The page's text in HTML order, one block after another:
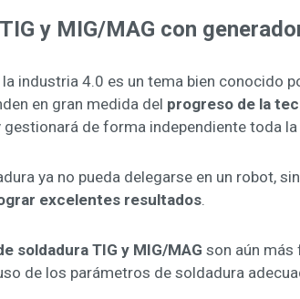
y MIG/MAG con
industria 4.0 es un tema bien conocido
en gran medida del progreso de la
gestionará de forma independiente toda
ya no pueda delegarse en un robot,
excelentes resultados.
soldadura TIG y MIG/MAG son aún más
de los parámetros de soldadura